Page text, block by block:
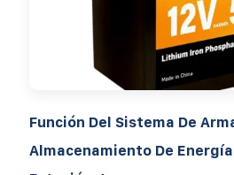
Función Del Sistema De
Almacenamiento De